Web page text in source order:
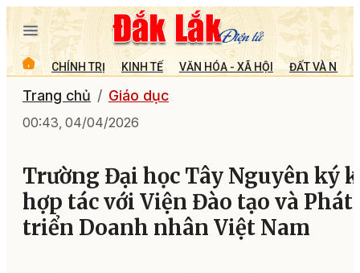
CHÍNH TRỊ KINH TẾ VĂN HÓA - XÃ HỘI ĐẤT VÀ
Trang chủ Giáo dục
00:43, 04/04/2026
Trường Đại học Tây Nguyên ký
hợp tác với Viện Đào tạo và Phát
triển Doanh nhân Việt Nam